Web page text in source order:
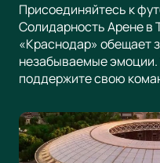
Присоединяйтесь к
Солидарность Арене в
«Краснодар» обещает
незабываемые эмоции.
поддержите свою